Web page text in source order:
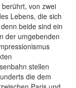
von zwei
Lebens, die sich
beide sind ein
der umgebenden
stellen
die dem